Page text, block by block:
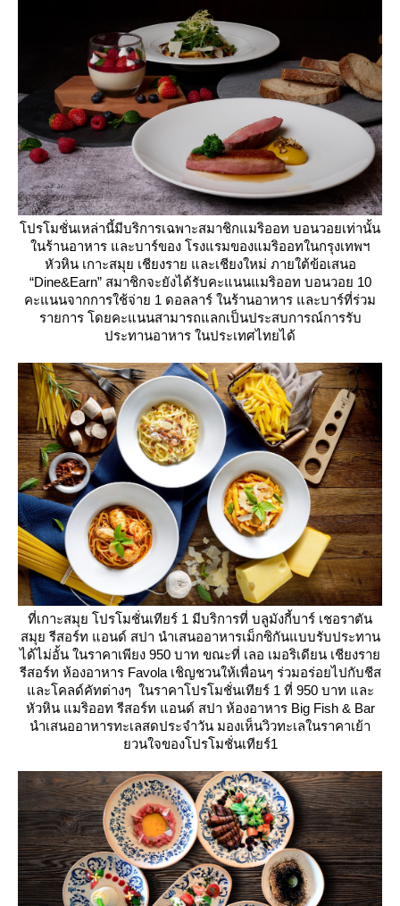
ปรโมชั่นเหล่านี้มีบริการเฉพาะสมาชิกแมริออท บอนวอยเท่านั้น
นร้านอาหาร และบาร์ของ โรงแรมของแมริออทในกรุงเทพฯ
หัวหิน เกาะสมุย เชียงราย และเชียงใหม่ ภายใต้ข้อเสนอ
“Dine&Earn” สมาชิกจะยังได้รับคะแนนแมริออท บอนวอย 10
คะแนนจากการใช้จ่าย 1 ดอลลาร์ ในร้านอาหาร และบาร์ที่ร่วม
รายการ โดยคะแนนสามารถแลกเป็นประสบการณ์การรับ
ประทานอาหาร ในประเทศไทยได้
ที่เกาะสมุย โปรโมชั่นเทียร์ 1 มีบริการที่ บลูมังกี้บาร์ เชอราตัน
สมุย รีสอร์ท แอนด์ สปา นำเสนออาหารเม็กซิกันแบบรับประทาน
ได้ไม่อั้น ในราคาเพียง 950 บาท ขณะที่ เลอ เมอริเดียน เชียงรา
รีสอร์ท ห้องอาหาร Favola เชิญชวนให้เพื่อนๆ ร่วมอร่อยไปกับชีส
ละโคลด์คัทต่างๆ ในราคาโปรโมชั่นเทียร์ 1 ที่ 950 บาท และ
หัวหิน แมริออท รีสอร์ท แอนด์ สปา ห้องอาหาร Big Fish & Bar
นำเสนออาหารทะเลสดประจำวัน มองเห็นวิวทะเลในราคาเย้า
วนใจของโปรโมชั่นเทียร์1